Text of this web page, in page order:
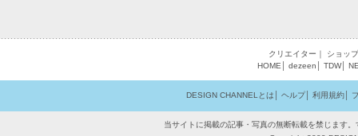
クリエイター
ショップ
HOME
dezeen TDW│
DESIGN CHANNELとは ヘルプ│ 利用規約│
当サイトに掲載の記事・写真の無断転載を禁じます